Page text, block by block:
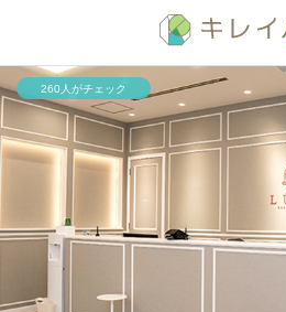
260人がチェック